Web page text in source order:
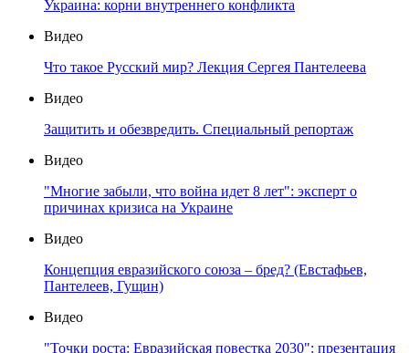
Украина: корни внутреннего конфликта
Видео
Что такое Русский мир? Лекция Сергея Пантелеева
Видео
Защитить и обезвредить. Специальный репортаж
Видео
"Многие забыли, что война идет 8 лет": эксперт о
причинах кризиса на Украине
Видео
Концепция евразийского союза – бред? (Евстафьев,
Пантелеев, Гущин)
Видео
"Точки роста: Евразийская повестка 2030": презентация